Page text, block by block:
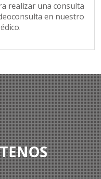
realizar una consulta
en nuestro